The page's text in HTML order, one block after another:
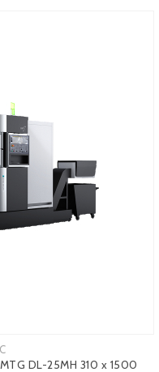
DL-25MH 310 x 1500